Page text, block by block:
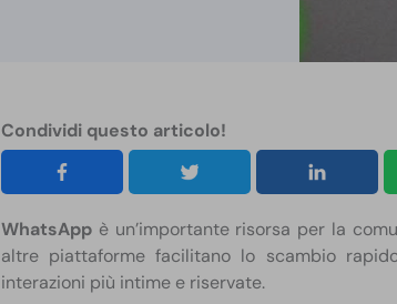
Condividi questo articolo!
WhatsAppè un’importante risorsa per la
altre piattaforme facilitano lo scambio
interazioni più intime e riservate.